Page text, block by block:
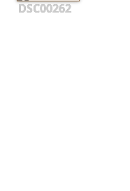
DSC00262